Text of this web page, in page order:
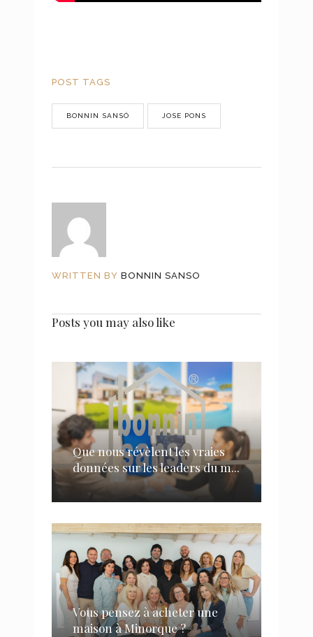
POST TAGS
BONNIN SANSÓ JOSE PONS
WRITTEN BY BONNIN SANSO
Posts you may also like
Que nous révèlent les vraies
données sur les leaders du m...
Vous pensez à acheter une
maison à Minorque ?